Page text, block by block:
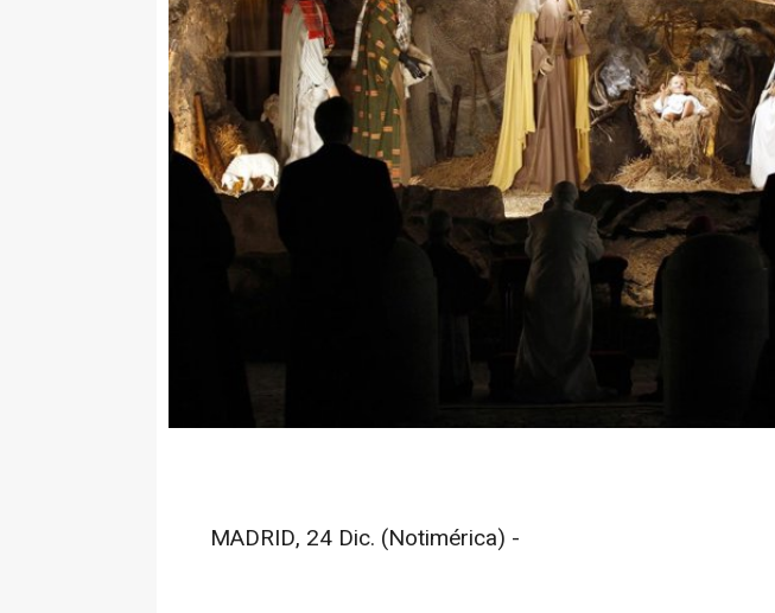
MADRID, 24 Dic. (Notimérica) -